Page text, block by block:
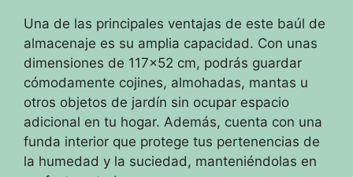
Una de las principales ventajas de este baúl de
almacenaje es su amplia capacidad. Con unas
dimensiones de 117×52 cm, podrás guardar
cómodamente cojines, almohadas, mantas u
otros objetos de jardín sin ocupar espacio
adicional en tu hogar. Además, cuenta con una
funda interior que protege tus pertenencias de
la humedad y la suciedad, manteniéndolas en